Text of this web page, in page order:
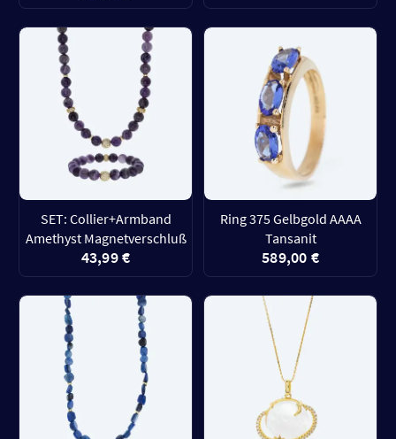
SET: Collier+Armband
Amethyst Magnetverschluß
43,99 €
Ring 375 Gelbgold AAAA
Tansanit
589,00 €